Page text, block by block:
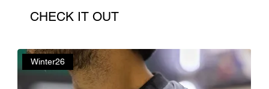
CHECK IT OUT
Winter26